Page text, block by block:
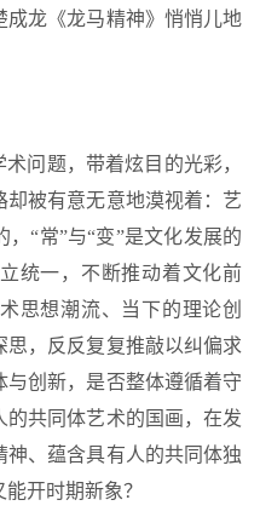
龙《龙马精神》悄悄儿地
问题，带着炫目的光彩，
被有意无意地漠视着：艺
“常”与“变”是文化发展的
统一，不断推动着文化前
思想潮流、当下的理论创
，反反复复推敲以纠偏求
创新，是否整体遵循着守
共同体艺术的国画，在发
、蕴含具有人的共同体独
开时期新象？